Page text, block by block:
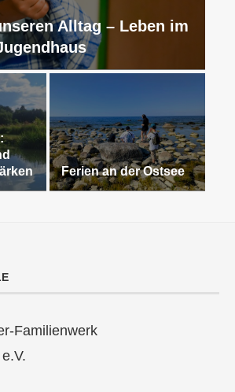
Alltag – Leben im
Ferien an der Ostsee
Familienwerk